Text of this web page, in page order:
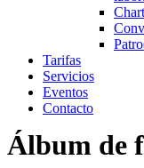
Tarifas
Servicios
Eventos
Contacto
Álbum de